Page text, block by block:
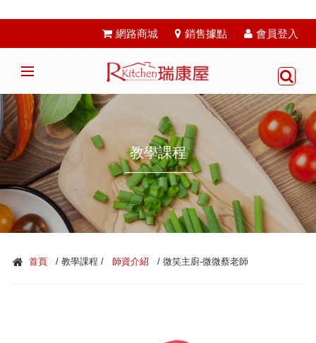
網路商城 銷售據點 會員登入
教學課程
首頁 / 教學課程 / 師資介紹 / 微笑主廚-微微蔡老師